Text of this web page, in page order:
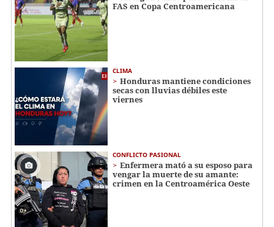
FAS en Copa Centroamericana
CLIMA
Honduras mantiene condiciones
secas con lluvias débiles este
viernes
CONFLICTO PASIONAL
Enfermera mató a su esposo para
vengar la muerte de su amante:
crimen en la Centroamérica Oeste